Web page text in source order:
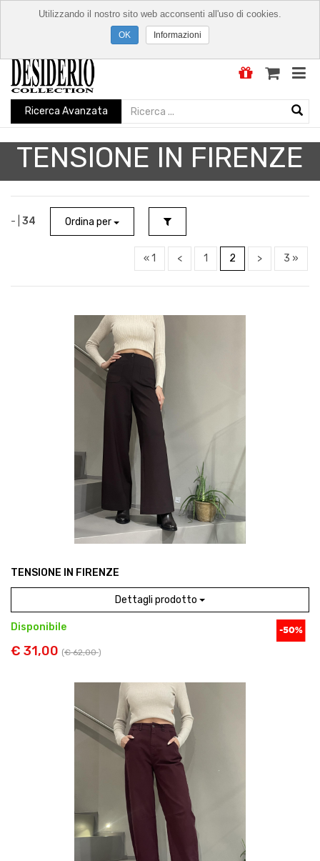
Ricerca Avanzata
TENSIONE IN FIRENZE
- | 34 Ordina per
« 1 < 1 2 > 3 »
TENSIONE IN FIRENZE
Dettagli prodotto
Disponibile
€ 31,00 (€ 62,00)
Utilizzando il nostro sito web acconsenti all'uso di cookies.
Informazioni